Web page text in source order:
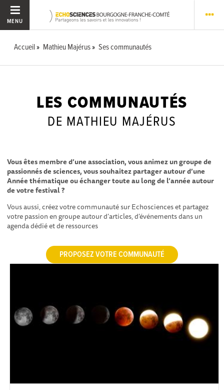
MENU
Accueil Mathieu Majérus Ses communautés
LES COMMUNAUTÉS
DE MATHIEU MAJÉRUS
Vous êtes membre d’une association, vous animez un groupe de
passionnés de sciences, vous souhaitez partager autour d’une
Année thématique ou échanger toute au long de l’année autour
de votre festival ?
Vous aussi, créez votre communauté sur Echosciences et partagez
votre passion en groupe autour d’articles, d’événements dans un
agenda dédié et de ressources
PROPOSEZ VOTRE COMMUNAUTÉ